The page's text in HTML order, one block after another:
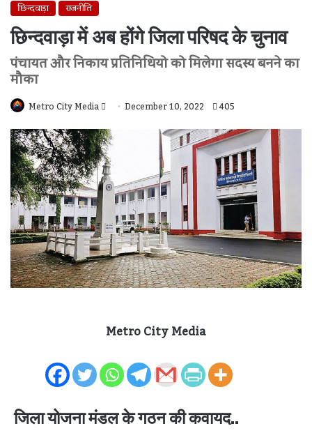
छिन्दवाड़ा राजनीति
छिन्दवाड़ा में अब होंगे जिला परिषद के चुनाव
पंचायत और निकाय प्रतिनिधियो को मिलेगा सदस्य बनने का
मौका
Metro City Media
Send
Email
December 10, 2022 405
Metro City Media
जिला योजना मंडल के गठन की कवायद..